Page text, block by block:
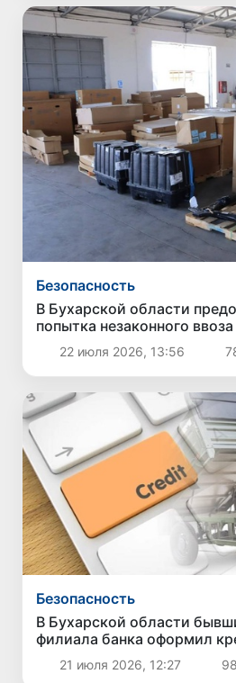
Безопасность
В Бухарской области
попытка незаконного
стоимостью около 3,5
22 июля 2026, 13:56
Безопасность
В Бухарской области
филиала банка оформил
гражданина без его
средства
21 июля 2026, 12:27